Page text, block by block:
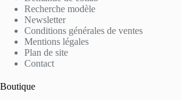
Recherche modèle
Newsletter
Conditions générales de ventes
Mentions légales
Plan de site
Contact
Boutique